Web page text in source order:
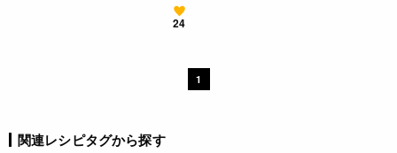
24
1
関連レシピタグから探す